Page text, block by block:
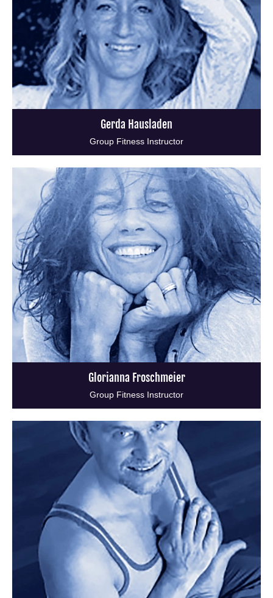
Gerda Hausladen
Group Fitness Instructor
Glorianna Froschmeier
Group Fitness Instructor